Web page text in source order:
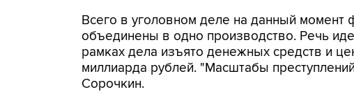
Всего в уголовном деле на данный момент
объединены в одно производство. Речь
рамках дела изъято денежных средств и
миллиарда рублей. "Масштабы
Сорочкин.